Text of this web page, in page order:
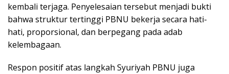
kembali terjaga. Penyelesaian tersebut menjadi bukti
bahwa struktur tertinggi PBNU bekerja secara hati-
hati, proporsional, dan berpegang pada adab
kelembagaan.
Respon positif atas langkah Syuriyah PBNU juga